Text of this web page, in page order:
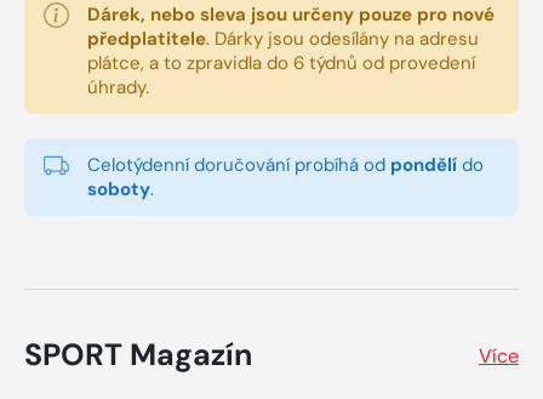
Dárek, nebo sleva jsou určeny pouze pro nové
předplatitele. Dárky jsou odesílány na adresu
plátce, a to zpravidla do 6 týdnů od provedení
úhrady.
Celotýdenní doručování probíhá od pondělí do
soboty.
SPORT Magazín Více